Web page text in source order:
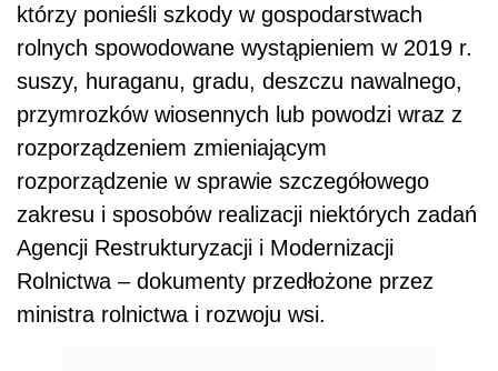
którzy ponieśli szkody w gospodarstwach
rolnych spowodowane wystąpieniem w 2019 r.
suszy, huraganu, gradu, deszczu nawalnego,
przymrozków wiosennych lub powodzi wraz z
rozporządzeniem zmieniającym
rozporządzenie w sprawie szczegółowego
zakresu i sposobów realizacji niektórych zadań
Agencji Restrukturyzacji i Modernizacji
Rolnictwa – dokumenty przedłożone przez
ministra rolnictwa i rozwoju wsi.